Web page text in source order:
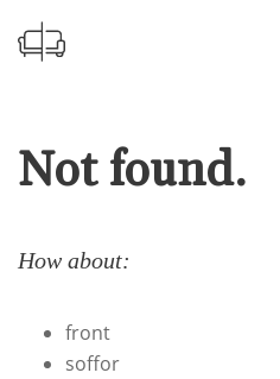
Not found.
How about:
front
soffor